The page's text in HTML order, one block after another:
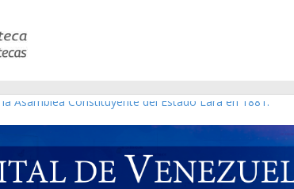
Asamblea Constituyente del Estado Lara en 1881.
CXXXIII Mes V, Caracas 09 de marzo de 2006 N° 38.394